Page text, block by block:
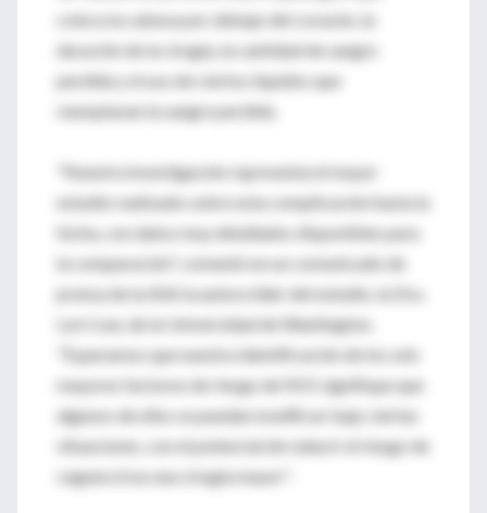
coloca la cabeza por debajo del corazón, la
duración de la cirugía, la cantidad de sangre
perdida y el uso de ciertos líquidos que
reemplazan la sangre perdida.
"Nuestra investigación representa el mayor
estudio realizado sobre esta complicación hasta la
fecha, con datos muy detallados disponibles para
la comparación", comentó en un comunicado de
prensa de la ASA la autora líder del estudio, la Dra.
Lorri Lee, de la Universidad de Washington.
"Esperamos que nuestra identificación de los seis
mayores factores de riesgo de NOI signifique que
algunos de ellos se puedan modificar bajo ciertas
situaciones, con el potencial de reducir el riesgo de
ceguera tras una cirugía mayor".